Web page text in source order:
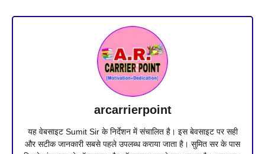
arcarrierpoint
यह वेबसाइट Sumit Sir के निर्देशन में संचालित है। इस बेवसाइट पर सही
और सटीक जानकारी सबसे पहले उपलब्ध कराया जाता है। सुमित सर के पास